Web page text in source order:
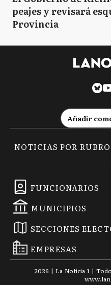
peajes y revisará
Provincia
Añadir
FUNCIONARIOS
MUNICIPIOS
SECCIONES
EMPRESAS
NOTICIAS POR RUBRO
2026 | La Noticia 1 |
www.